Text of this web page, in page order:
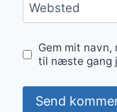
Websted
Gem mit
til næste gang